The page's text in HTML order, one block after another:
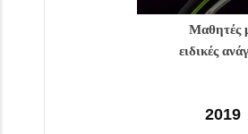
Μαθητές
ειδικές
2019